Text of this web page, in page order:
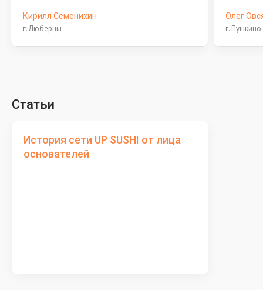
Кирилл Семенихин
г. Люберцы
Олег
г. Пушкино
Статьи
История сети UP SUSHI от лица
основателей